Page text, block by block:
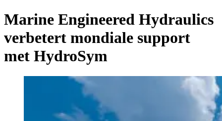
Marine Engineered Hydraulics
verbetert mondiale support
met HydroSym